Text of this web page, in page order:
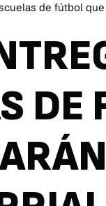
de fútbol
DE